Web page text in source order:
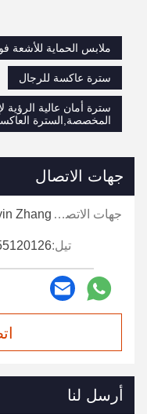
ملابس الحماية للأشعة
سترة عاكسة للرجال
سترة أمان عالية الرؤية
المخصصة,السترة
جهات الاتصال
جهات الاتصال: Zhang
تيل:
أرسل لنا